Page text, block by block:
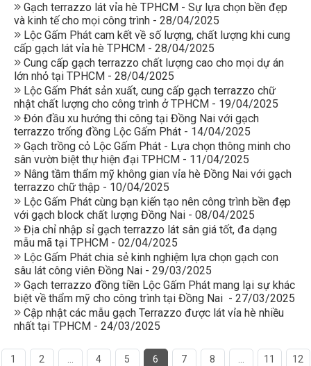
Gạch terrazzo lát vỉa hè TPHCM - Sự lựa chọn bền đẹp
và kinh tế cho mọi công trình - 28/04/2025
Lộc Gấm Phát cam kết về số lượng, chất lượng khi cung
cấp gạch lát vỉa hè TPHCM - 28/04/2025
Cung cấp gạch terrazzo chất lượng cao cho mọi dự án
lớn nhỏ tại TPHCM - 28/04/2025
Lộc Gấm Phát sản xuất, cung cấp gạch terrazzo chữ
nhật chất lượng cho công trình ở TPHCM - 19/04/2025
Đón đầu xu hướng thi công tại Đồng Nai với gạch
terrazzo trống đồng Lộc Gấm Phát - 14/04/2025
Gạch trồng cỏ Lộc Gấm Phát - Lựa chọn thông minh cho
sân vườn biệt thự hiện đại TPHCM - 11/04/2025
Nâng tầm thẩm mỹ không gian vỉa hè Đồng Nai với gạch
terrazzo chữ thập - 10/04/2025
Lộc Gấm Phát cùng bạn kiến tạo nên công trình bền đẹp
với gạch block chất lượng Đồng Nai - 08/04/2025
Địa chỉ nhập sỉ gạch terrazzo lát sân giá tốt, đa dạng
mẫu mã tại TPHCM - 02/04/2025
Lộc Gấm Phát chia sẻ kinh nghiệm lựa chọn gạch con
sâu lát công viên Đồng Nai - 29/03/2025
Gạch terrazzo đồng tiền Lộc Gấm Phát mang lại sự khác
biệt về thẩm mỹ cho công trình tại Đồng Nai - 27/03/2025
Cập nhật các mẫu gạch Terrazzo được lát vỉa hè nhiều
nhất tại TPHCM - 24/03/2025
1 2 4 5 6 7 8 11 12